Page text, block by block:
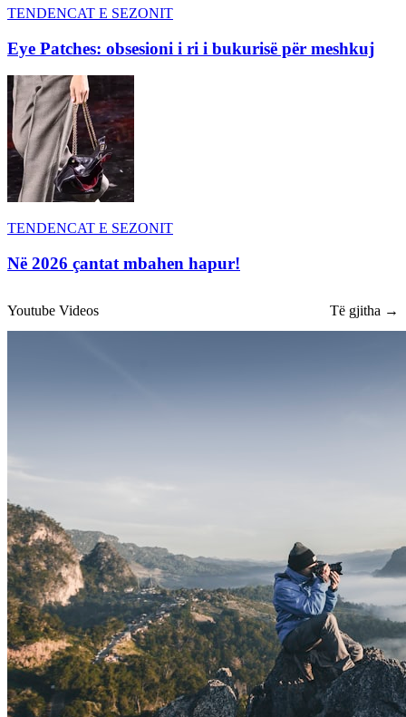
TENDENCAT E SEZONIT
Eye Patches: obsesioni i ri i bukurisë për meshkuj
TENDENCAT E SEZONIT
Në 2026 çantat mbahen hapur!
Youtube Videos Të gjitha →